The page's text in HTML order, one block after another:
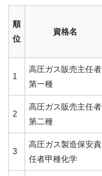
順
位
資格名
1
高圧ガス販売主任者
第一種
2
高圧ガス販売主任者
第二種
3
高圧ガス製造保安責
任者甲種化学